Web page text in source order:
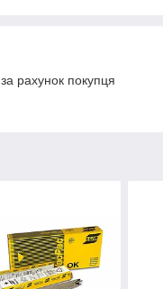
рахунок покупця